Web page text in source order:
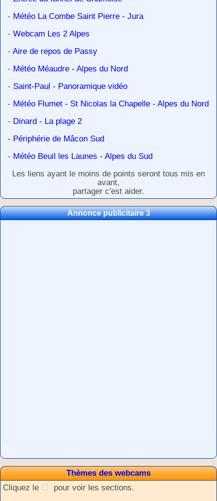
- Météo La Combe Saint Pierre - Jura
- Webcam Les 2 Alpes
- Aire de repos de Passy
- Météo Méaudre - Alpes du Nord
- Saint-Paul - Panoramique vidéo
- Météo Flumet - St Nicolas la Chapelle - Alpes du Nord
- Dinard - La plage 2
- Périphérie de Mâcon Sud
- Météo Beuil les Launes - Alpes du Sud
Les liens ayant le moins de points seront tous mis en
avant,
partager c'est aider.
Annonce publicitaire 3
Thèmes des webcams
Cliquez le
pour voir les sections.